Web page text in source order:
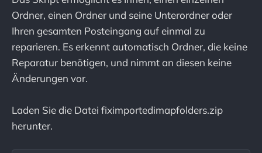
Ordner, einen Ordner und seine Unterordner oder
Ihren gesamten Posteingang auf einmal zu
reparieren. Es erkennt automatisch Ordner, die keine
Reparatur benötigen, und nimmt an diesen keine
Änderungen vor.
Laden Sie die Datei fiximportedimapfolders.zip
herunter.